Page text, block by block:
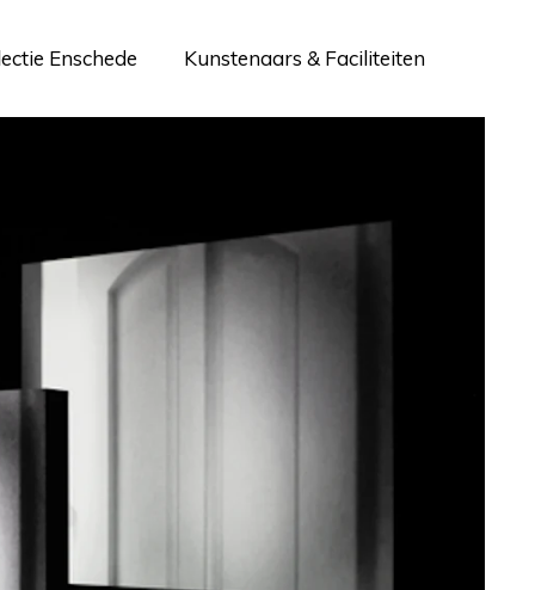
Enschede Kunstenaars & Faciliteiten